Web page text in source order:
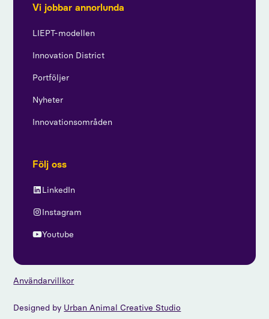
Vi jobbar annorlunda
LIEPT-modellen
Innovation District
Portföljer
Nyheter
Innovationsområden
Följ oss
LinkedIn
Instagram
Youtube
Designed by Urban Animal Creative Studio
Användarvillkor